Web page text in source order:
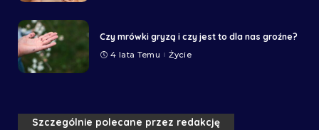
Czy mrówki gryzą i czy jest to dla nas groźne?
4 lata Temu Życie
Szczególnie polecane przez redakcję